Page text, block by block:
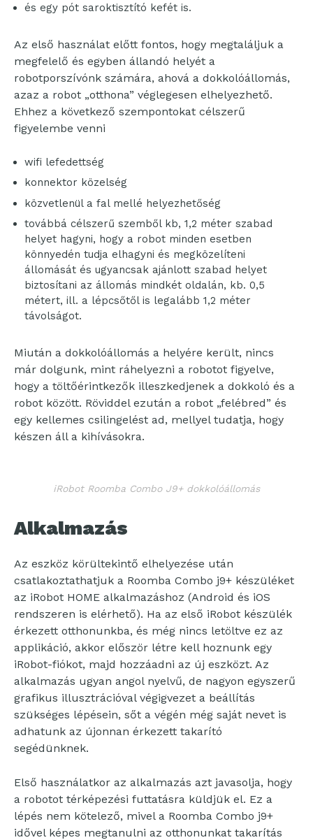
és egy pót saroktisztító kefét is.
Az első használat előtt fontos, hogy megtaláljuk a
megfelelő és egyben állandó helyét a
robotporszívónk számára, ahová a dokkolóállomás,
azaz a robot „otthona” véglegesen elhelyezhető.
Ehhez a következő szempontokat célszerű
figyelembe venni
wifi lefedettség
konnektor közelség
közvetlenül a fal mellé helyezhetőség
továbbá célszerű szemből kb, 1,2 méter szabad
helyet hagyni, hogy a robot minden esetben
könnyedén tudja elhagyni és megközelíteni
állomását és ugyancsak ajánlott szabad helyet
biztosítani az állomás mindkét oldalán, kb. 0,5
métert, ill. a lépcsőtől is legalább 1,2 méter
távolságot.
Miután a dokkolóállomás a helyére került, nincs
már dolgunk, mint ráhelyezni a robotot figyelve,
hogy a töltőérintkezők illeszkedjenek a dokkoló és a
robot között. Röviddel ezután a robot „felébred” és
egy kellemes csilingelést ad, mellyel tudatja, hogy
készen áll a kihívásokra.
iRobot Roomba Combo J9+ dokkolóállomás
Alkalmazás
Az eszköz körültekintő elhelyezése után
csatlakoztathatjuk a Roomba Combo j9+ készüléket
az iRobot HOME alkalmazáshoz (Android és iOS
rendszeren is elérhető). Ha az első iRobot készülék
érkezett otthonunkba, és még nincs letöltve ez az
applikáció, akkor először létre kell hoznunk egy
iRobot-fiókot, majd hozzáadni az új eszközt. Az
alkalmazás ugyan angol nyelvű, de nagyon egyszerű
grafikus illusztrációval végigvezet a beállítás
szükséges lépésein, sőt a végén még saját nevet is
adhatunk az újonnan érkezett takarító
segédünknek.
Első használatkor az alkalmazás azt javasolja, hogy
a robotot térképezési futtatásra küldjük el. Ez a
lépés nem kötelező, mivel a Roomba Combo j9+
idővel képes megtanulni az otthonunkat takarítás